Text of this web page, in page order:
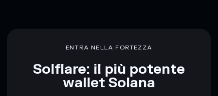
ENTRA NELLA FORTEZZA
Solflare: il più potente
wallet Solana